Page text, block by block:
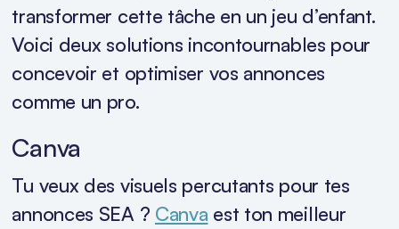
transformer cette tâche en un jeu d’enfant.
Voici deux solutions incontournables pour
concevoir et optimiser vos annonces
comme un pro.
Canva
Tu veux des visuels percutants pour tes
annonces SEA ? Canva est ton meilleur